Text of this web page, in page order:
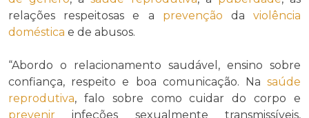
relações respeitosas e a prevenção daviolência
doméstica e de abusos.
“Abordo o relacionamento saudável, ensino sobre
confiança, respeito e boa comunicação. Na saúde
reprodutiva, falo sobre como cuidar do corpo e
prevenir infeções sexualmente transmissíveis,